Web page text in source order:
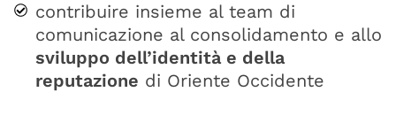
contribuire insieme al team di
comunicazione al consolidamento e allo
sviluppo dell’identità e della
reputazione di Oriente Occidente